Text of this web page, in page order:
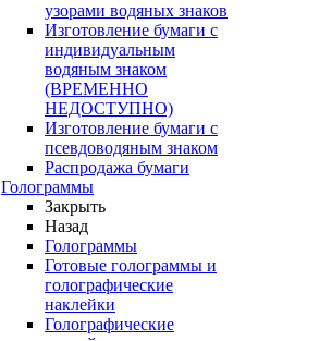
узорами водяных знаков
Изготовление бумаги с
индивидуальным
водяным знаком
(ВРЕМЕННО
НЕДОСТУПНО)
Изготовление бумаги с
псевдоводяным знаком
Распродажа бумаги
Голограммы
Закрыть
Назад
Голограммы
Готовые голограммы и
голографические
наклейки
Голографические